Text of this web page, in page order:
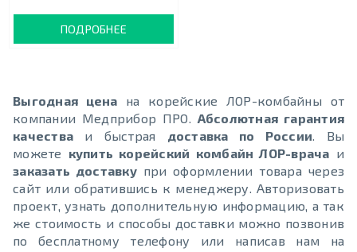
ПОДРОБНЕЕ
Выгодная цена на корейские ЛОР-комбайны от
компании Медприбор ПРО. Абсолютная гарантия
качества и быстрая доставка по России . Вы
можете купить корейский комбайн ЛОР-врача и
заказать доставкупри оформлении товара через
сайт или обратившись к менеджеру. Авторизовать
проект, узнать дополнительную информацию, а так
же стоимость и способы доставки можно позвонив
по бесплатному телефону или написав нам на